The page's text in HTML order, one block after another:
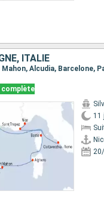
ITALIE
complète
11 j